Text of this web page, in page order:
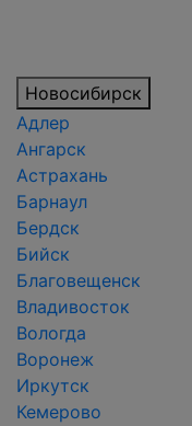
Новосибирск
Адлер
Ангарск
Астрахань
Барнаул
Бердск
Бийск
Благовещенск
Владивосток
Вологда
Воронеж
Иркутск
Кемерово